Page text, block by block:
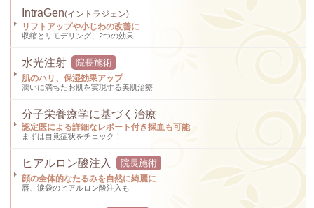
IntraGen(イントラジェン)
リフトアップや小じわの改善に
収縮とリモデリング、2つの効果!
水光注射 院長施術
肌のハリ、保湿効果アップ
潤いに満ちたお肌を実現する美肌治療
分子栄養療学に基づく治療
認定医による詳細なレポート付き採血も可能
まずは自覚症状をチェック！
ヒアルロン酸注入 院長施術
顔の全体的なたるみを自然に綺麗に
唇、涙袋のヒアルロン酸注入も